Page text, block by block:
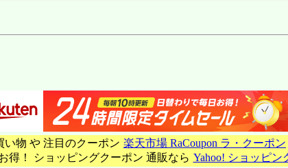
物 や 注目のクーポン 楽天市場 RaCoupon ラ・クーポン
得！ ショッピングクーポン 通販なら Yahoo! ショッピン